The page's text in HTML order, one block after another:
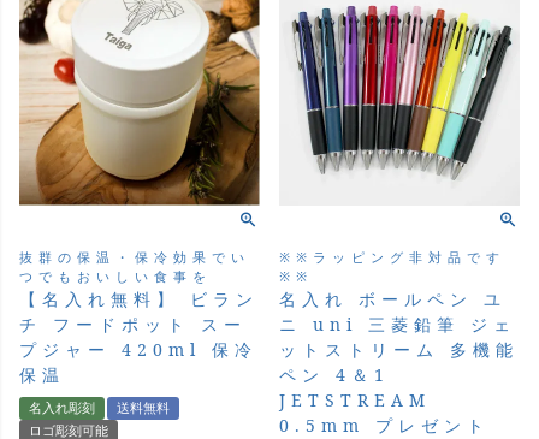
抜群の保温・保冷効果でい
つでもおいしい食事を
【名入れ無料】 ビラン
チ フードポット スー
プジャー 420ml 保冷
保温
名入れ彫刻
送料無料
ロゴ彫刻可能
※※ラッピング非対品です
※※
名入れ ボールペン ユ
ニ uni 三菱鉛筆 ジェ
ットストリーム 多機能
ペン 4＆1
JETSTREAM
0.5mm プレゼント